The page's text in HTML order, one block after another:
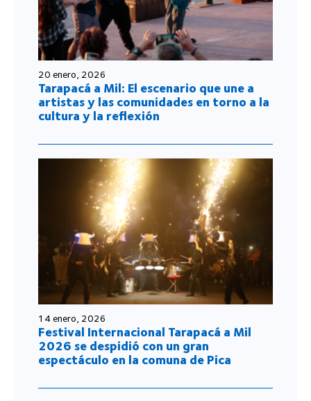
20 enero, 2026
Tarapacá a Mil: El escenario que une a
artistas y las comunidades en torno a la
cultura y la reflexión
14 enero, 2026
Festival Internacional Tarapacá a Mil
2026 se despidió con un gran
espectáculo en la comuna de Pica